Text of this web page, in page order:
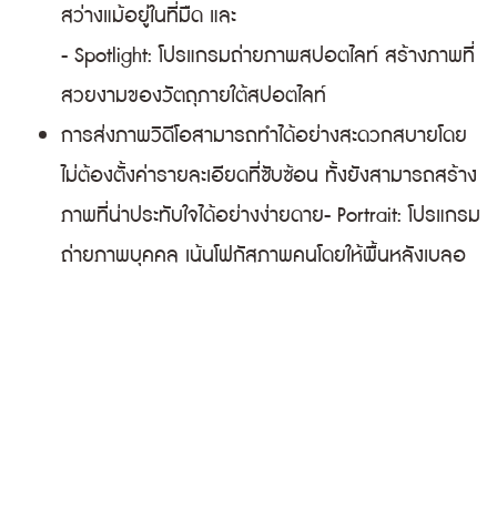
สว่างแม้อยู่ในที่มืด และ
- Spotlight: โปรแกรมถ่ายภาพสปอตไลท์ สร้างภาพที่
สวยงามของวัตถุภายใต้สปอตไลท์
การส่งภาพวิดีโอสามารถทำได้อย่างสะดวกสบายโดย
ไม่ต้องตั้งค่ารายละเอียดที่ซับซ้อน ทั้งยังสามารถสร้าง
ภาพที่น่าประทับใจได้อย่างง่ายดาย- Portrait: โปรแกรม
ถ่ายภาพบุคคล เน้นโฟกัสภาพคนโดยให้พื้นหลังเบลอ